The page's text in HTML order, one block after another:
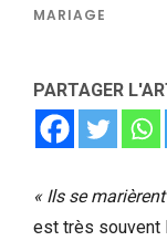
MARIAGE
PARTAGER
« Ils se
est très souvent